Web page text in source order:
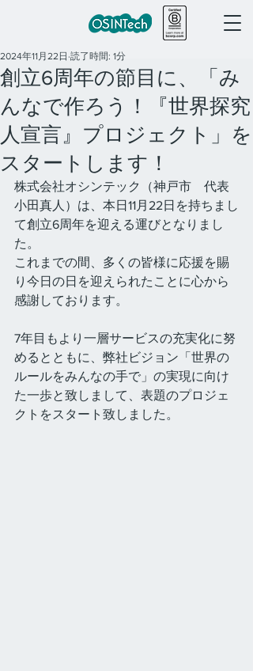
創立6周年の節目に、「み
んなで作ろう！『世界探究
人宣言』プロジェクト」を
スタートします！
2024年11月22日 読了時間: 1分
株式会社オシンテック（神戸市　代表
小田真人）は、本日11月22日を持ちまし
て創立6周年を迎える運びとなりまし
た。
これまでの間、多くの皆様に応援を賜
り今日の日を迎えられたことに心から
感謝しております。
7年目もより一層サービスの充実化に努
めるとともに、弊社ビジョン「世界の
ルールをみんなの手で」の実現に向け
た一歩と致しまして、表題のプロジェ
クトをスタート致しました。